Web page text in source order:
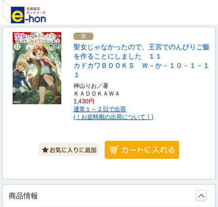
聖女じゃなかったので、王宮でのんびりご飯
を作ることにしました １１
カドカワＢＯＯＫＳ Ｗ－か－１０－１－１
１
神山りお／著
ＫＡＤＯＫＡＷＡ
1,430円
通常１～２日で出荷
(！お盆時期の出荷について！)
商品情報